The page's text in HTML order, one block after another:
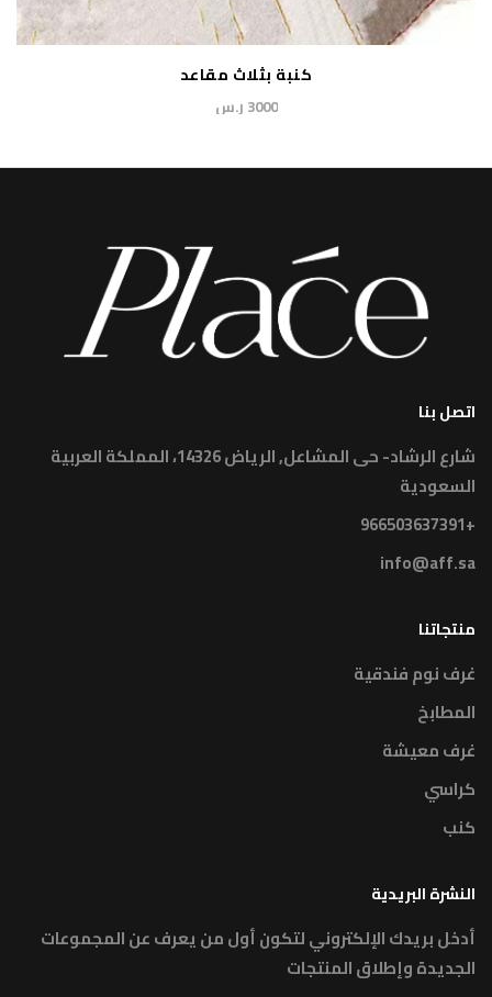
كنبة بثلاث مقاعد
3000 ر.س
اتصل بنا
شارع الرشاد- حى المشاعل, الرياض 14326، المملكة العربية
السعودية
+966503637391
info@aff.sa
منتجاتنا
غرف نوم فندقية
المطابخ
غرف معيشة
كراسي
كنب
النشرة البريدية
أدخل بريدك الإلكتروني لتكون أول من يعرف عن المجموعات
الجديدة وإطلاق المنتجات